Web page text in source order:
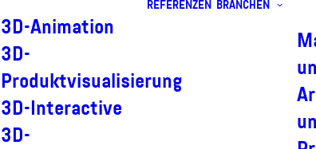
3D-Animation
3D-
Produktvisualisierung
3D-Interactive
3D-
REFERENZEN BRANCHEN